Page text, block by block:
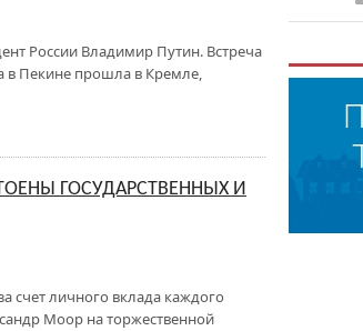
России Владимир Путин. Встреча
в Пекине прошла в Кремле,
ГОСУДАРСТВЕННЫХ И
счет личного вклада каждого
Моор на торжественной